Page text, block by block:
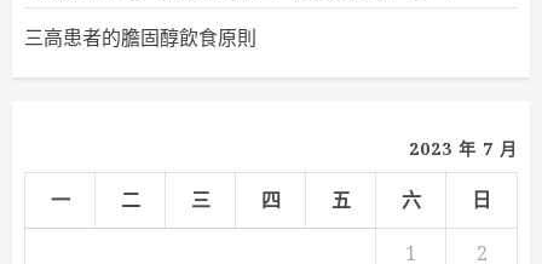
三高患者的膽固醇飲食原則
2023 年 7 月
一 二 三 四 五 六
日
1
2